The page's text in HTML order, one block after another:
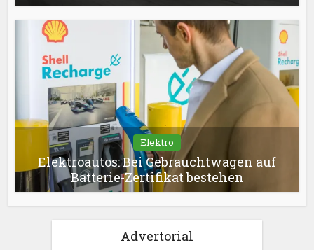
Elektro
Elektroautos: Bei Gebrauchtwagen auf
Batterie-Zertifikat bestehen
Advertorial